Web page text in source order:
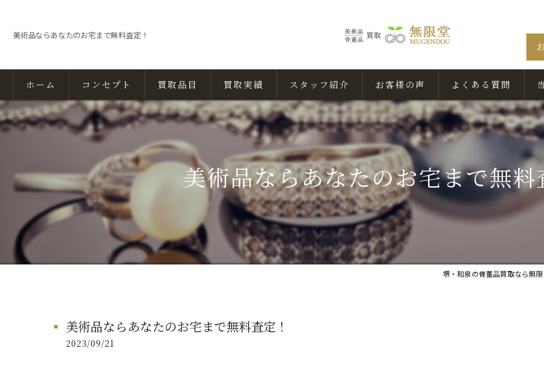
美術品ならあなたのお宅まで無料査定！
ホーム コンセプト 買取品目 買取実績 スタッフ紹介 お客様の声 よくある質問
美術品ならあなたのお宅まで無料
堺・和泉の骨董品買取なら無
美術品ならあなたのお宅まで無料査定！
2023/09/21